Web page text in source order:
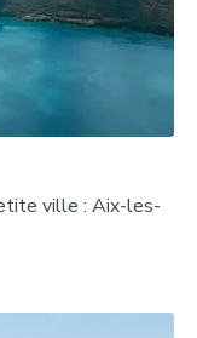
ville : Aix-les-